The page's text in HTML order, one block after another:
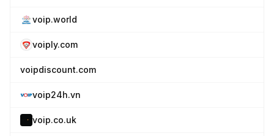
voip.world
voiply.com
voipdiscount.com
voip24h.vn
voip.co.uk